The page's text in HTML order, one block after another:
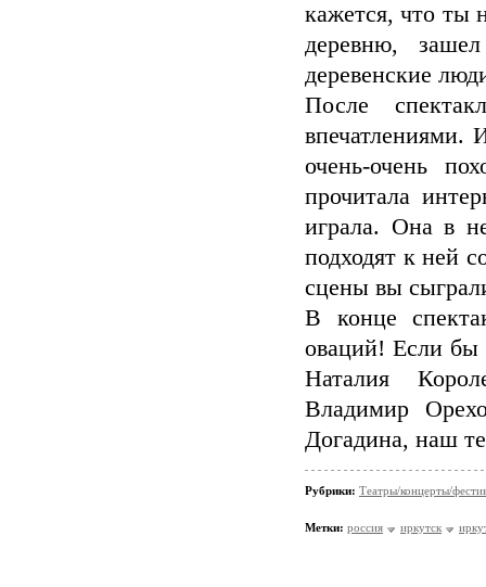
кажется, что ты
деревню,
деревенские
После
впечатлениями.
очень-очень
прочитала
играла. Она в
подходят к ней
сцены вы
В конце
оваций! Если бы
Наталия
Владимир
Догадина, наш
Рубрики: Театры/концерты/
Метки: россия иркутск